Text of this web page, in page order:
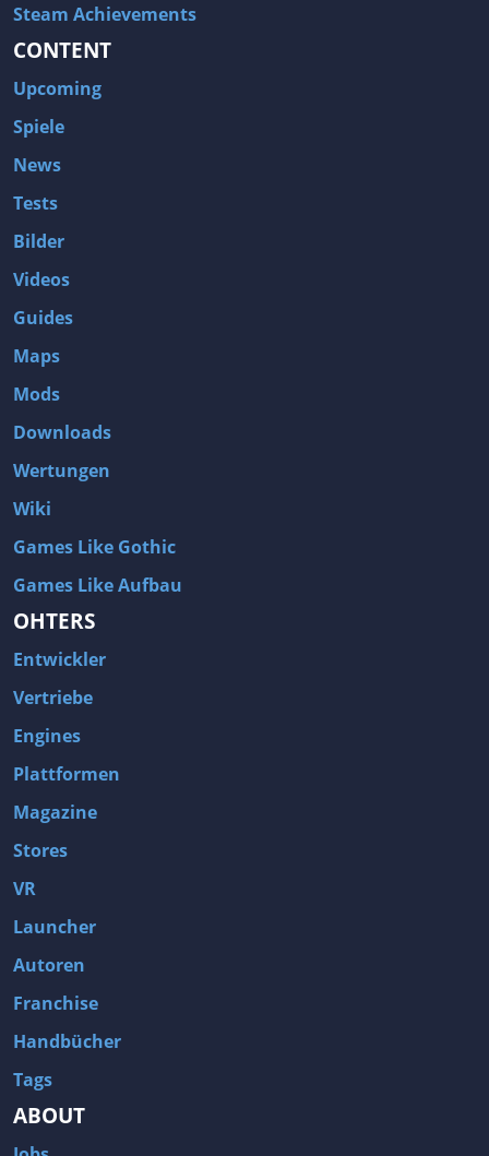
Steam Achievements
CONTENT
Upcoming
Spiele
News
Tests
Bilder
Videos
Guides
Maps
Mods
Downloads
Wertungen
Wiki
Games Like Gothic
Games Like Aufbau
OHTERS
Entwickler
Vertriebe
Engines
Plattformen
Magazine
Stores
VR
Launcher
Autoren
Franchise
Handbücher
Tags
ABOUT